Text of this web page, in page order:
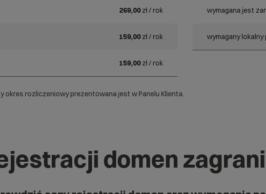
269,00 zł / rok
159,00 zł / rok
159,00 zł / rok
wymagana jest
wymagany
okres rozliczeniowy prezentowana jest w Panelu Klienta.
domen